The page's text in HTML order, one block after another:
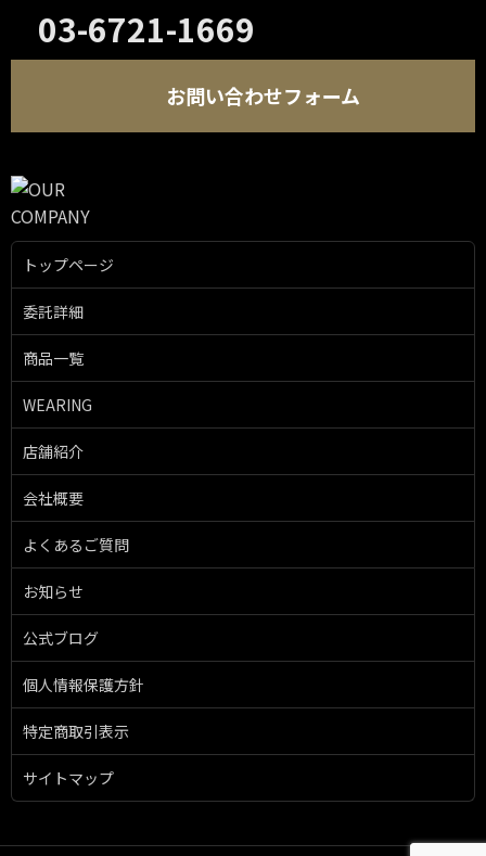
03-6721-1669
お問い合わせフォーム
トップページ
委託詳細
商品一覧
WEARING
店舗紹介
会社概要
よくあるご質問
お知らせ
公式ブログ
個人情報保護方針
特定商取引表示
サイトマップ